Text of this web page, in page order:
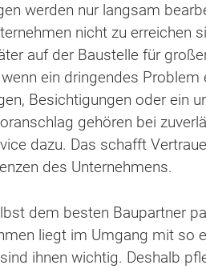
werden nur langsam
nicht zu erreichen
auf der Baustelle für
ein dringendes
Besichtigungen oder ein
gehören bei
dazu. Das schafft
des Unternehmens.
dem besten Baupartner
liegt im Umgang mit so
ihnen wichtig. Deshalb